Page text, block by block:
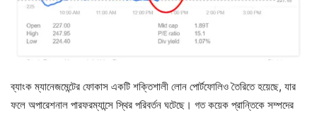
ব্যাংক ম্যানেজমেন্টের ফোকাস একটি শক্তিশালী লোন পোর্টফোলিও তৈরিতে হয়েছে, যার
ফলে অপারেশনাল পারফরম্যান্সে স্থির পরিবর্তন ঘটেছে। গত কয়েক প্রান্তিকে সম্পদের